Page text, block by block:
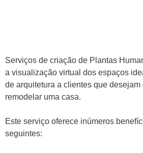
Serviços de criação de Plantas
a visualização virtual dos espaços
de arquitetura a clientes que desejam
remodelar uma casa.
Este serviço oferece inúmeros
seguintes: